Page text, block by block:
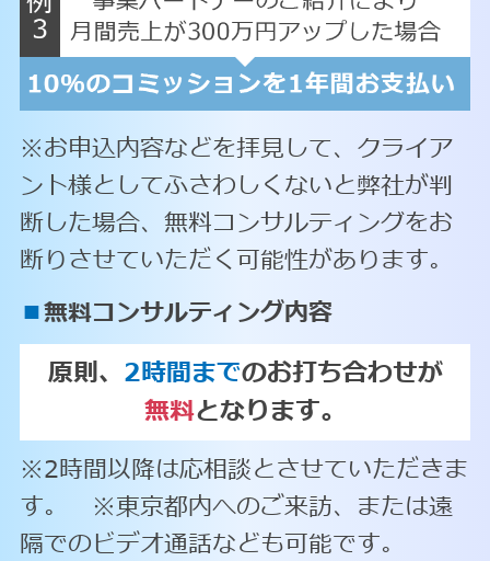
※お申込内容などを拝見して、クライア
ント様としてふさわしくないと弊社が判
断した場合、無料コンサルティングをお
断りさせていただく可能性があります。
■無料コンサルティング内容
原則、 2時間までのお打ち合わせが
無料となります。
※2時間以降は応相談とさせていただきま
す。 ※東京都内へのご来訪、または遠
隔でのビデオ通話なども可能です。